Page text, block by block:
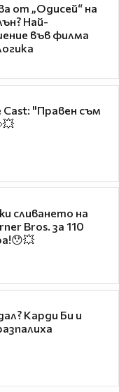
от „Одисей“ на
Най-
във филма
Cast: "Правен съм
сливането на
Bros. за 110
Карди Би и